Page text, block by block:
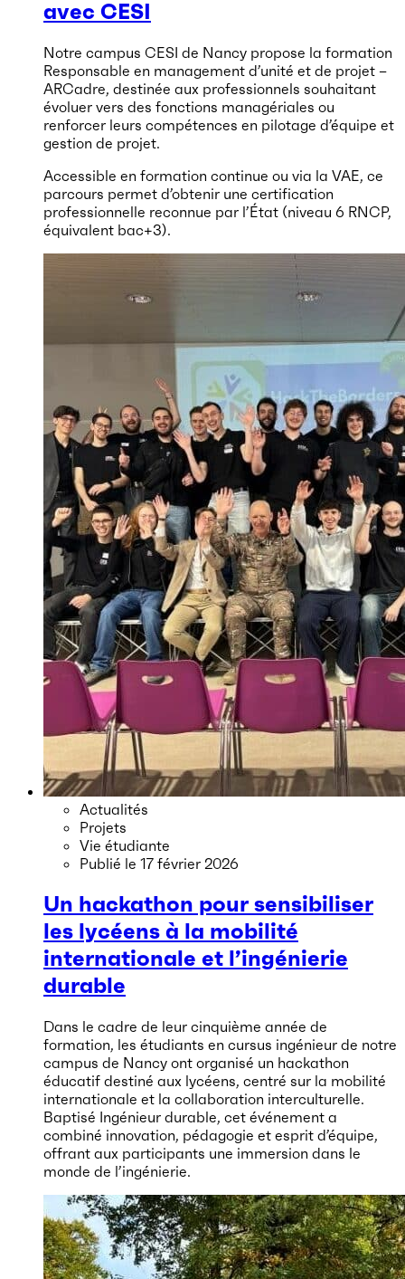
avec CESI
Notre campus CESI de Nancy propose la formation
Responsable en management d’unité et de projet –
ARCadre, destinée aux professionnels souhaitant
évoluer vers des fonctions managériales ou
renforcer leurs compétences en pilotage d’équipe et
gestion de projet.
Accessible en formation continue ou via la VAE, ce
parcours permet d’obtenir une certification
professionnelle reconnue par l’État (niveau 6 RNCP,
équivalent bac+3).
Actualités
Projets
Vie étudiante
Publié le 17 février 2026
Un hackathon pour sensibiliser
les lycéens à la mobilité
internationale et l’ingénierie
durable
Dans le cadre de leur cinquième année de
formation, les étudiants en cursus ingénieur de notre
campus de Nancy ont organisé un hackathon
éducatif destiné aux lycéens, centré sur la mobilité
internationale et la collaboration interculturelle.
Baptisé Ingénieur durable, cet événement a
combiné innovation, pédagogie et esprit d’équipe,
offrant aux participants une immersion dans le
monde de l’ingénierie.